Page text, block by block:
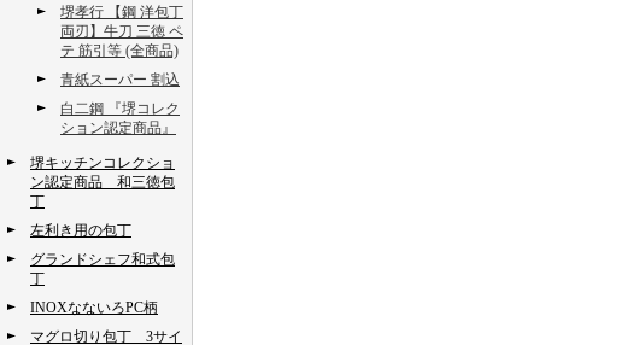
堺孝行 【鋼 洋包丁
両刃】牛刀 三徳 ペ
テ 筋引等 (全商品)
青紙スーパー 割込
白二鋼 『堺コレク
ション認定商品』
堺キッチンコレクショ
ン認定商品 和三徳包
丁
左利き用の包丁
グランドシェフ和式包
丁
INOXなないろPC柄
マグロ切り包丁 3サイ